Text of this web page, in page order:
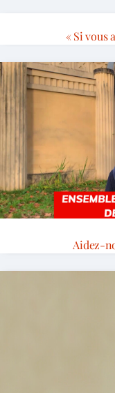
« Si vous
Aidez-